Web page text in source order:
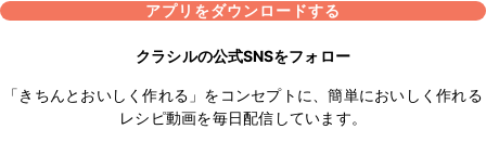
アプリをダウンロードする
クラシルの公式SNSをフォロー
「きちんとおいしく作れる」をコンセプトに、簡単においしく作れる
レシピ動画を毎日配信しています。